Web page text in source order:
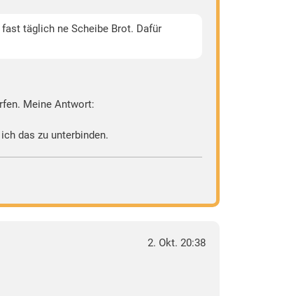
täglich ne Scheibe Brot. Dafür
Meine Antwort:
das zu unterbinden.
2. Okt. 20:38